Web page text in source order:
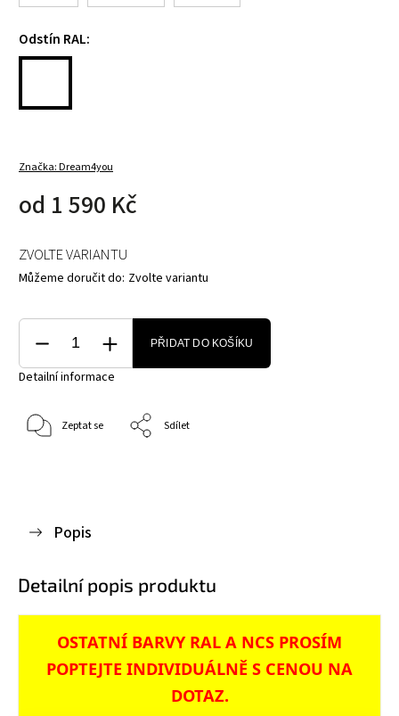
Odstín RAL:
Značka:Dream4you
od 1 590 Kč
ZVOLTE VARIANTU
Můžeme doručit do: Zvolte variantu
PŘIDAT DO KOŠÍKU
Detailní informace
Zeptat se Sdílet
Popis
Detailní popis produktu
OSTATNÍ BARVY RAL A NCS PROSÍM
POPTEJTE INDIVIDUÁLNĚ S CENOU NA
DOTAZ.